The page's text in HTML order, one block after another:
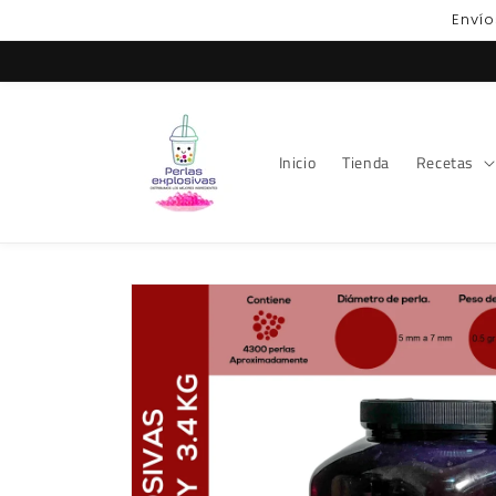
al contenido
Inicio Tienda Recetas
directamente
del producto